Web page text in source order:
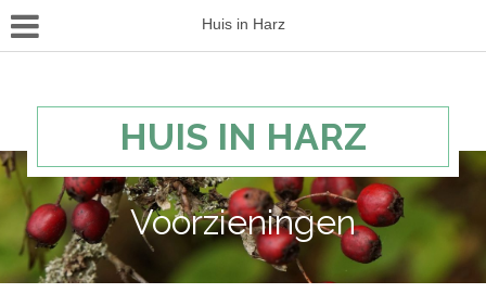
Huis in Harz
HUIS IN HARZ
Voorzieningen